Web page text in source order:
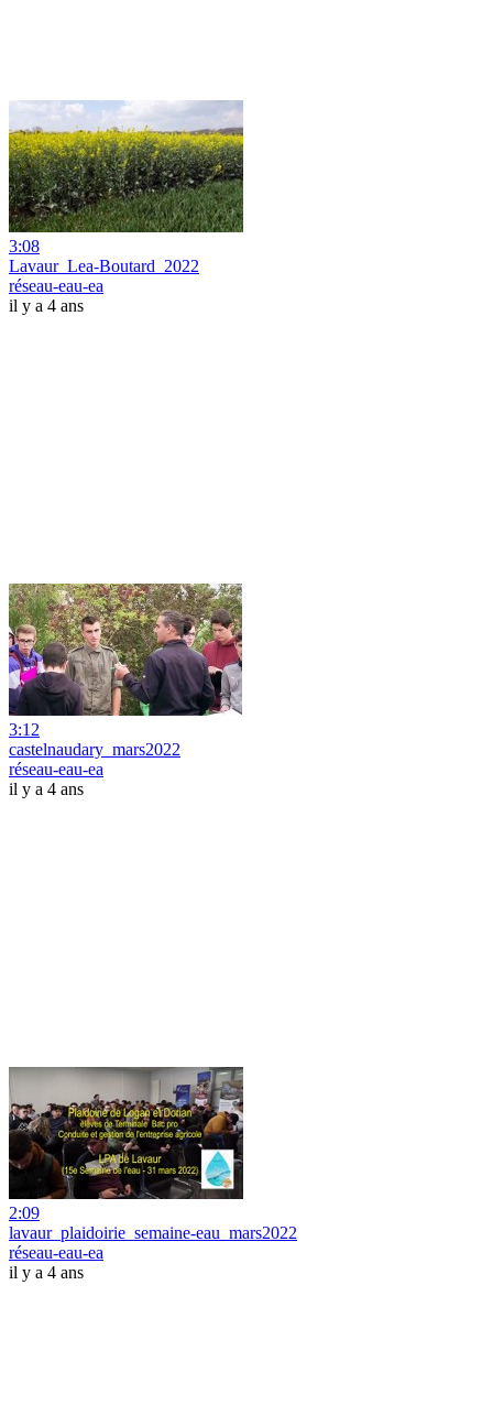
3:08
Lavaur_Lea-Boutard_2022
réseau-eau-ea
il y a 4 ans
3:12
castelnaudary_mars2022
réseau-eau-ea
il y a 4 ans
2:09
lavaur_plaidoirie_semaine-eau_mars2022
réseau-eau-ea
il y a 4 ans